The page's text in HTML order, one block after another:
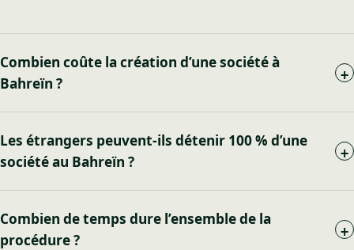
Combien coûte la création d’une société à
Bahreïn ?
+
Les étrangers peuvent-ils détenir 100 % d’une
société au Bahreïn ?
+
Combien de temps dure l’ensemble de la
procédure ?
+